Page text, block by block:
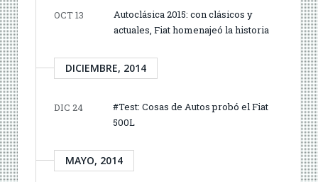
OCT 13
Autoclásica 2015: con clásicos y
actuales, Fiat homenajeó la historia
DICIEMBRE, 2014
DIC 24
#Test: Cosas de Autos probó el Fiat
500L
MAYO, 2014